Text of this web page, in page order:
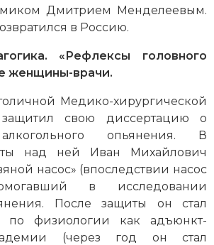
Дмитрием Менделеевым.
в Россию.
«Рефлексы головного
женщины-врачи.
Медико-хирургической
свою диссертацию о
опьянения. В
над ней Иван Михайлович
насос» (впоследствии насос
в исследовании
После защиты он стал
по физиологии как адъюнкт-
(через год он стал